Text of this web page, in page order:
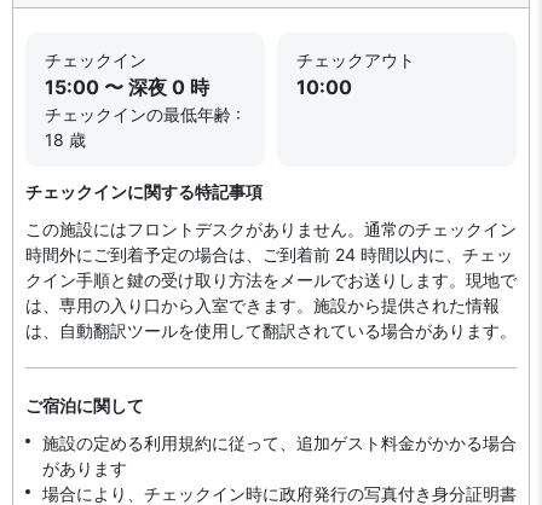
チェックイン
15:00 〜 深夜 0 時
チェックインの最低年齢 :
18 歳
チェックアウト
10:00
チェックインに関する特記事項
この施設にはフロントデスクがありません。通常のチェックイン
時間外にご到着予定の場合は、ご到着前 24 時間以内に、チェッ
クイン手順と鍵の受け取り方法をメールでお送りします。現地で
は、専用の入り口から入室できます。施設から提供された情報
は、自動翻訳ツールを使用して翻訳されている場合があります。
ご宿泊に関して
施設の定める利用規約に従って、追加ゲスト料金がかかる場合
があります
場合により、チェックイン時に政府発行の写真付き身分証明書